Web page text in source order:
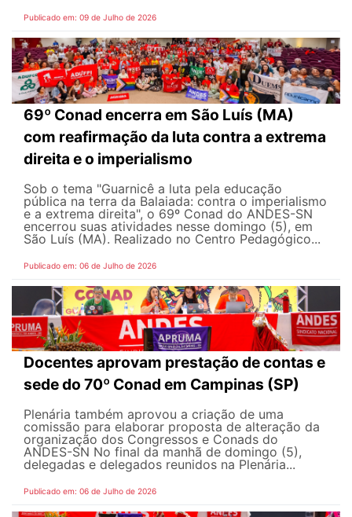
Publicado em: 09 de Julho de 2026
69º Conad encerra em São Luís (MA)
com reafirmação da luta contra a extrema
direita e o imperialismo
Sob o tema "Guarnicê a luta pela educação
pública na terra da Balaiada: contra o imperialismo
e a extrema direita", o 69º Conad do ANDES-SN
encerrou suas atividades nesse domingo (5), em
São Luís (MA). Realizado no Centro Pedagógico...
Publicado em: 06 de Julho de 2026
Docentes aprovam prestação de contas e
sede do 70º Conad em Campinas (SP)
Plenária também aprovou a criação de uma
comissão para elaborar proposta de alteração da
organização dos Congressos e Conads do
ANDES-SN No final da manhã de domingo (5),
delegadas e delegados reunidos na Plenária...
Publicado em: 06 de Julho de 2026